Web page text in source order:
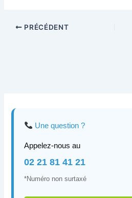
PRÉCÉDENT
Une question ?
Appelez-nous au
02 21 81 41 21
*Numéro non surtaxé